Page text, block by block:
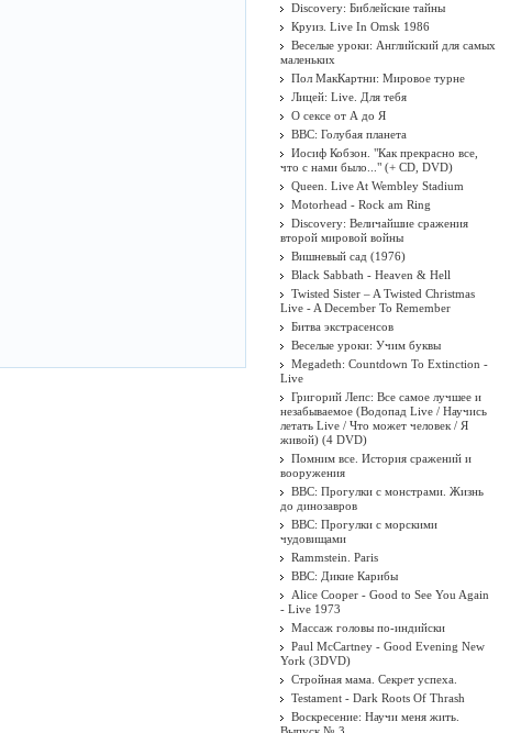
Discovery: Библейские тайны
Круиз. Live In Omsk 1986
Веселые уроки: Английский для самых
маленьких
Пол МакКартни: Мировое турне
Лицей: Live. Для тебя
О сексе от А до Я
BBC: Голубая планета
Иосиф Кобзон. "Как прекрасно все,
что с нами было..." (+ CD, DVD)
Queen. Live At Wembley Stadium
Motorhead - Rock am Ring
Discovery: Величайшие сражения
второй мировой войны
Вишневый сад (1976)
Black Sabbath - Heaven & Hell
Twisted Sister ‎– A Twisted Christmas
Live - A December To Remember
Битва экстрасенсов
Веселые уроки: Учим буквы
Megadeth: Countdown To Extinction -
Live
Григорий Лепс: Все самое лучшее и
незабываемое (Водопад Live / Научись
летать Live / Что может человек / Я
живой) (4 DVD)
Помним все. История сражений и
вооружения
BBC: Прогулки с монстрами. Жизнь
до динозавров
BBC: Прогулки с морскими
чудовищами
Rammstein. Paris
BBC: Дикие Карибы
Alice Cooper - Good to See You Again
- Live 1973
Массаж головы по-индийски
Paul McCartney - Good Evening New
York (3DVD)
Стройная мама. Секрет успеха.
Testament - Dark Roots Of Thrash
Воскресение: Научи меня жить.